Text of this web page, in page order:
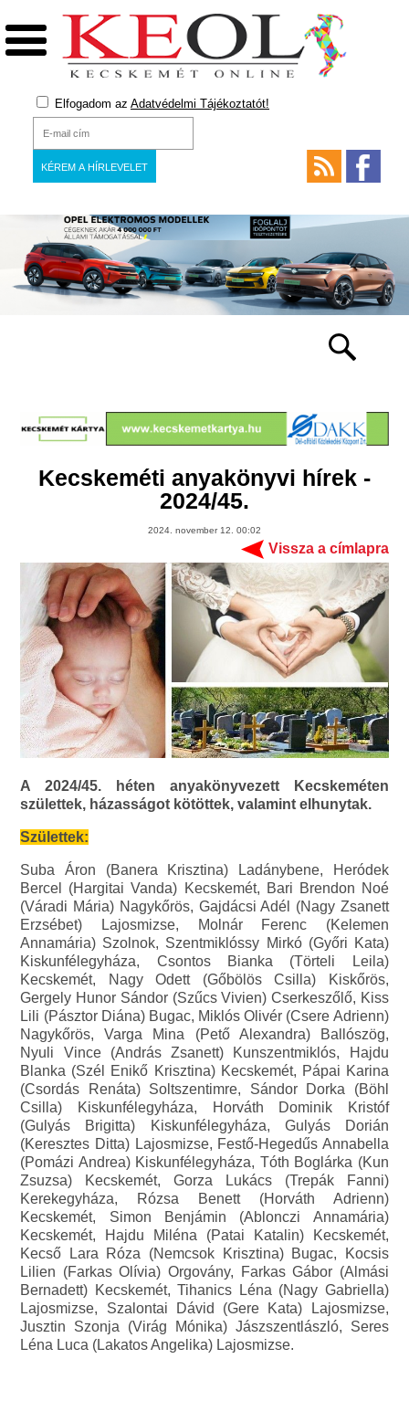
Elfogadom az Adatvédelmi Tájékoztatót!
Kecskeméti anyakönyvi hírek -
2024/45.
2024. november 12. 00:02
Vissza a címlapra
A 2024/45. héten anyakönyvezett Kecskeméten
születtek, házasságot kötöttek, valamint elhunytak.
Születtek:
Suba Áron (Banera Krisztina) Ladánybene, Heródek
Bercel (Hargitai Vanda) Kecskemét, Bari Brendon Noé
(Váradi Mária) Nagykőrös, Gajdácsi Adél (Nagy Zsanett
Erzsébet) Lajosmizse, Molnár Ferenc (Kelemen
Annamária) Szolnok, Szentmiklóssy Mirkó (Győri Kata)
Kiskunfélegyháza, Csontos Bianka (Törteli Leila)
Kecskemét, Nagy Odett (Gőbölös Csilla) Kiskőrös,
Gergely Hunor Sándor (Szűcs Vivien) Cserkeszőlő, Kiss
Lili (Pásztor Diána) Bugac, Miklós Olivér (Csere Adrienn)
Nagykőrös, Varga Mina (Pető Alexandra) Ballószög,
Nyuli Vince (András Zsanett) Kunszentmiklós, Hajdu
Blanka (Szél Enikő Krisztina) Kecskemét, Pápai Karina
(Csordás Renáta) Soltszentimre, Sándor Dorka (Böhl
Csilla) Kiskunfélegyháza, Horváth Dominik Kristóf
(Gulyás Brigitta) Kiskunfélegyháza, Gulyás Dorián
(Keresztes Ditta) Lajosmizse, Festő-Hegedűs Annabella
(Pomázi Andrea) Kiskunfélegyháza, Tóth Boglárka (Kun
Zsuzsa) Kecskemét, Gorza Lukács (Trepák Fanni)
Kerekegyháza, Rózsa Benett (Horváth Adrienn)
Kecskemét, Simon Benjámin (Ablonczi Annamária)
Kecskemét, Hajdu Miléna (Patai Katalin) Kecskemét,
Kecső Lara Róza (Nemcsok Krisztina) Bugac, Kocsis
Lilien (Farkas Olívia) Orgovány, Farkas Gábor (Almási
Bernadett) Kecskemét, Tihanics Léna (Nagy Gabriella)
Lajosmizse, Szalontai Dávid (Gere Kata) Lajosmizse,
Jusztin Szonja (Virág Mónika) Jászszentlászló, Seres
Léna Luca (Lakatos Angelika) Lajosmizse.